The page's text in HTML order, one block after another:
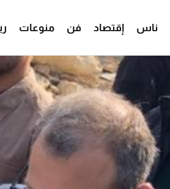
ناس إقتصاد فن منوعات